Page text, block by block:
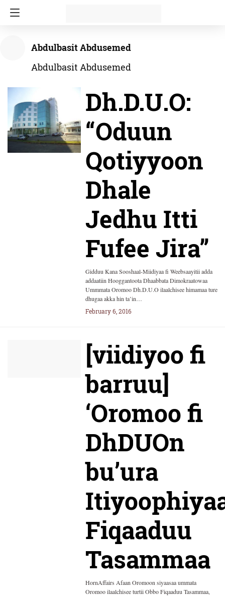
Abdulbasit Abdusemed
Abdulbasit Abdusemed
Dh.D.U.O:
“Oduun
Qotiyyoon
Dhale
Jedhu Itti
Fufee Jira”
Gidduu Kana Sooshaal-Miidiyaa fi Weebsaayitii adda
addaatiin Hooggantoota Dhaabbata Dimokraatowaa
Ummmata Oromoo Dh.D.U.O ilaalchisee himamaa ture
dhugaa akka hin ta’in…
February 6, 2016
[viidiyoo fi
barruu]
‘Oromoo fi
DhDUOn
bu’ura
Fiqaaduu
Tasammaa
HornAffairs Afaan Oromoon siyaasaa ummata
Oromoo ilaalchisee turtii Obbo Fiqaaduu Tasammaa,